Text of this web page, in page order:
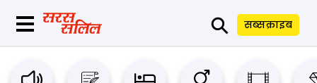
⚲ सब्सक्राइब